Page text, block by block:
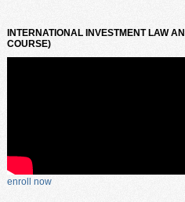
INTERNATIONAL INVESTMENT LAW
COURSE)
enroll now